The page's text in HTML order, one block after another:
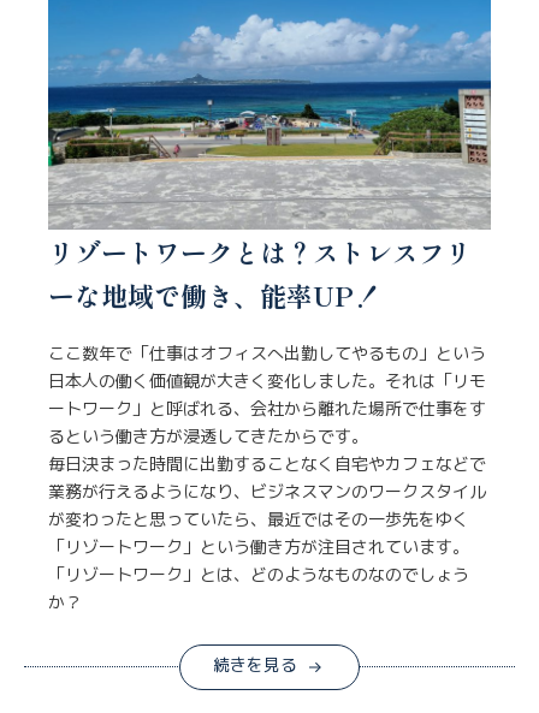
リゾートワークとは？ストレスフリ
ーな地域で働き、能率UP！
ここ数年で「仕事はオフィスへ出勤してやるもの」という
日本人の働く価値観が大きく変化しました。それは「リモ
ートワーク」と呼ばれる、会社から離れた場所で仕事をす
るという働き方が浸透してきたからです。
毎日決まった時間に出勤することなく自宅やカフェなどで
業務が行えるようになり、ビジネスマンのワークスタイル
が変わったと思っていたら、最近ではその一歩先をゆく
「リゾートワーク」という働き方が注目されています。
「リゾートワーク」とは、どのようなものなのでしょう
か？
続きを見る